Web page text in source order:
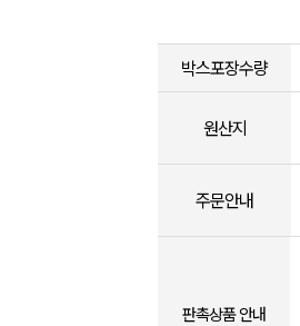
박스포장수량
원산지
주문안내
판촉상품 안내